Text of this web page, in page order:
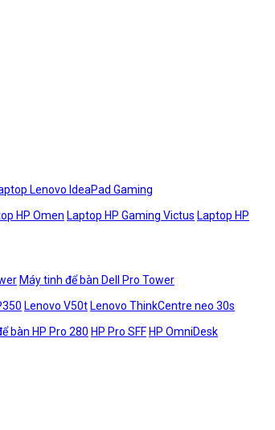
Lenovo IdeaPad Gaming
HP Omen Laptop HP Gaming Victus Laptop HP
Máy tinh để bàn Dell Pro Tower
Lenovo V50t Lenovo ThinkCentre neo 30s
bàn HP Pro 280 HP Pro SFF HP OmniDesk